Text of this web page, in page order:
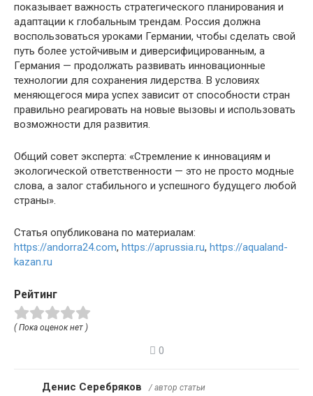
показывает важность стратегического планирования и
адаптации к глобальным трендам. Россия должна
воспользоваться уроками Германии, чтобы сделать свой
путь более устойчивым и диверсифицированным, а
Германия — продолжать развивать инновационные
технологии для сохранения лидерства. В условиях
меняющегося мира успех зависит от способности стран
правильно реагировать на новые вызовы и использовать
возможности для развития.
Общий совет эксперта: «Стремление к инновациям и
экологической ответственности — это не просто модные
слова, а залог стабильного и успешного будущего любой
страны».
Статья опубликована по материалам:
https://andorra24.com, https://aprussia.ru, https://aqualand-
kazan.ru
Рейтинг
( Пока оценок нет )
0
Денис Серебряков / автор статьи